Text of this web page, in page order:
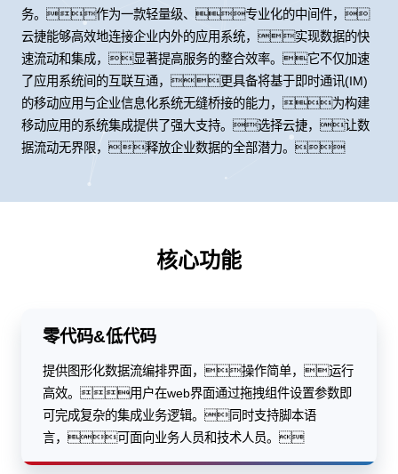
务。作为一款轻量级、专业化的中间件，
云捷能够高效地连接企业内外的应用系统，实现数据的快
速流动和集成，显著提高服务的整合效率。它不仅加速
了应用系统间的互联互通，更具备将基于即时通讯(IM)
的移动应用与企业信息化系统无缝桥接的能力，为构建
移动应用的系统集成提供了强大支持。选择云捷，让数
据流动无界限，释放企业数据的全部潜力。
核心功能
零代码&低代码
提供图形化数据流编排界面，操作简单，运行
高效。用户在web界面通过拖拽组件设置参数即
可完成复杂的集成业务逻辑。同时支持脚本语
言，可面向业务人员和技术人员。